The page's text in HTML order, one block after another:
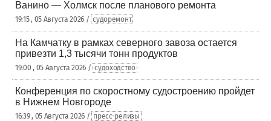
Ванино — Холмск после планового ремонта
19:15 , 05 Августа 2026 / судоремонт
На Камчатку в рамках северного завоза остается
привезти 1,3 тысячи тонн продуктов
19:00 , 05 Августа 2026 / судоходство
Конференция по скоростному судостроению пройдет
в Нижнем Новгороде
16:39 , 05 Августа 2026 / пресс-релизы